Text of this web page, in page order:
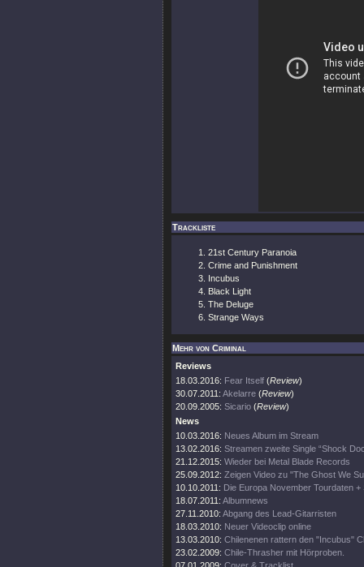
Trackliste
21st Century Paranoia
Crime and Punishment
Incubus
Black Light
The Deluge
Strange Ways
Mehr von Criminal
Reviews
18.03.2016: Fear Itself (Review)
30.07.2011: Akelarre (Review)
20.09.2005: Sicario (Review)
News
10.03.2016: Neues Album im Stream
13.02.2016: Streamen zweite Single “Shock
21.12.2015: Wieder bei Metal Blade Records
25.09.2012: Zeigen Video zu "The Ghost We
10.10.2011: Die Europa November Tourdaten +
18.07.2011: Albumnews
27.11.2010: Abgang des Lead-Gitarristen
18.03.2010: Neuer Videoclip online
13.03.2010: Chilenenen rattern den "Incubus"
23.02.2009: Chile-Thrasher mit Hörproben.